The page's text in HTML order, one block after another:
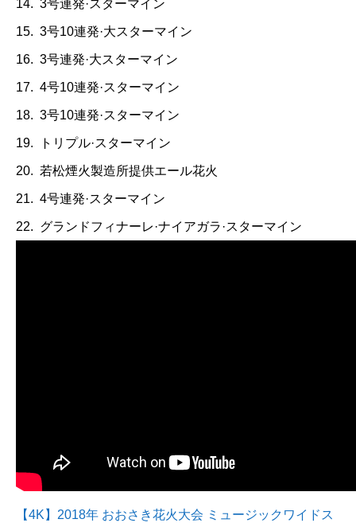
14. 3号連発·スターマイン
15. 3号10連発·大スターマイン
16. 3号連発·大スターマイン
17. 4号10連発·スターマイン
18. 3号10連発·スターマイン
19. トリプル·スターマイン
20. 若松煙火製造所提供エール花火
21. 4号連発·スターマイン
22. グランドフィナーレ·ナイアガラ·スターマイン
【4K】2018年 おおさき花火大会 ミュージックワイドス